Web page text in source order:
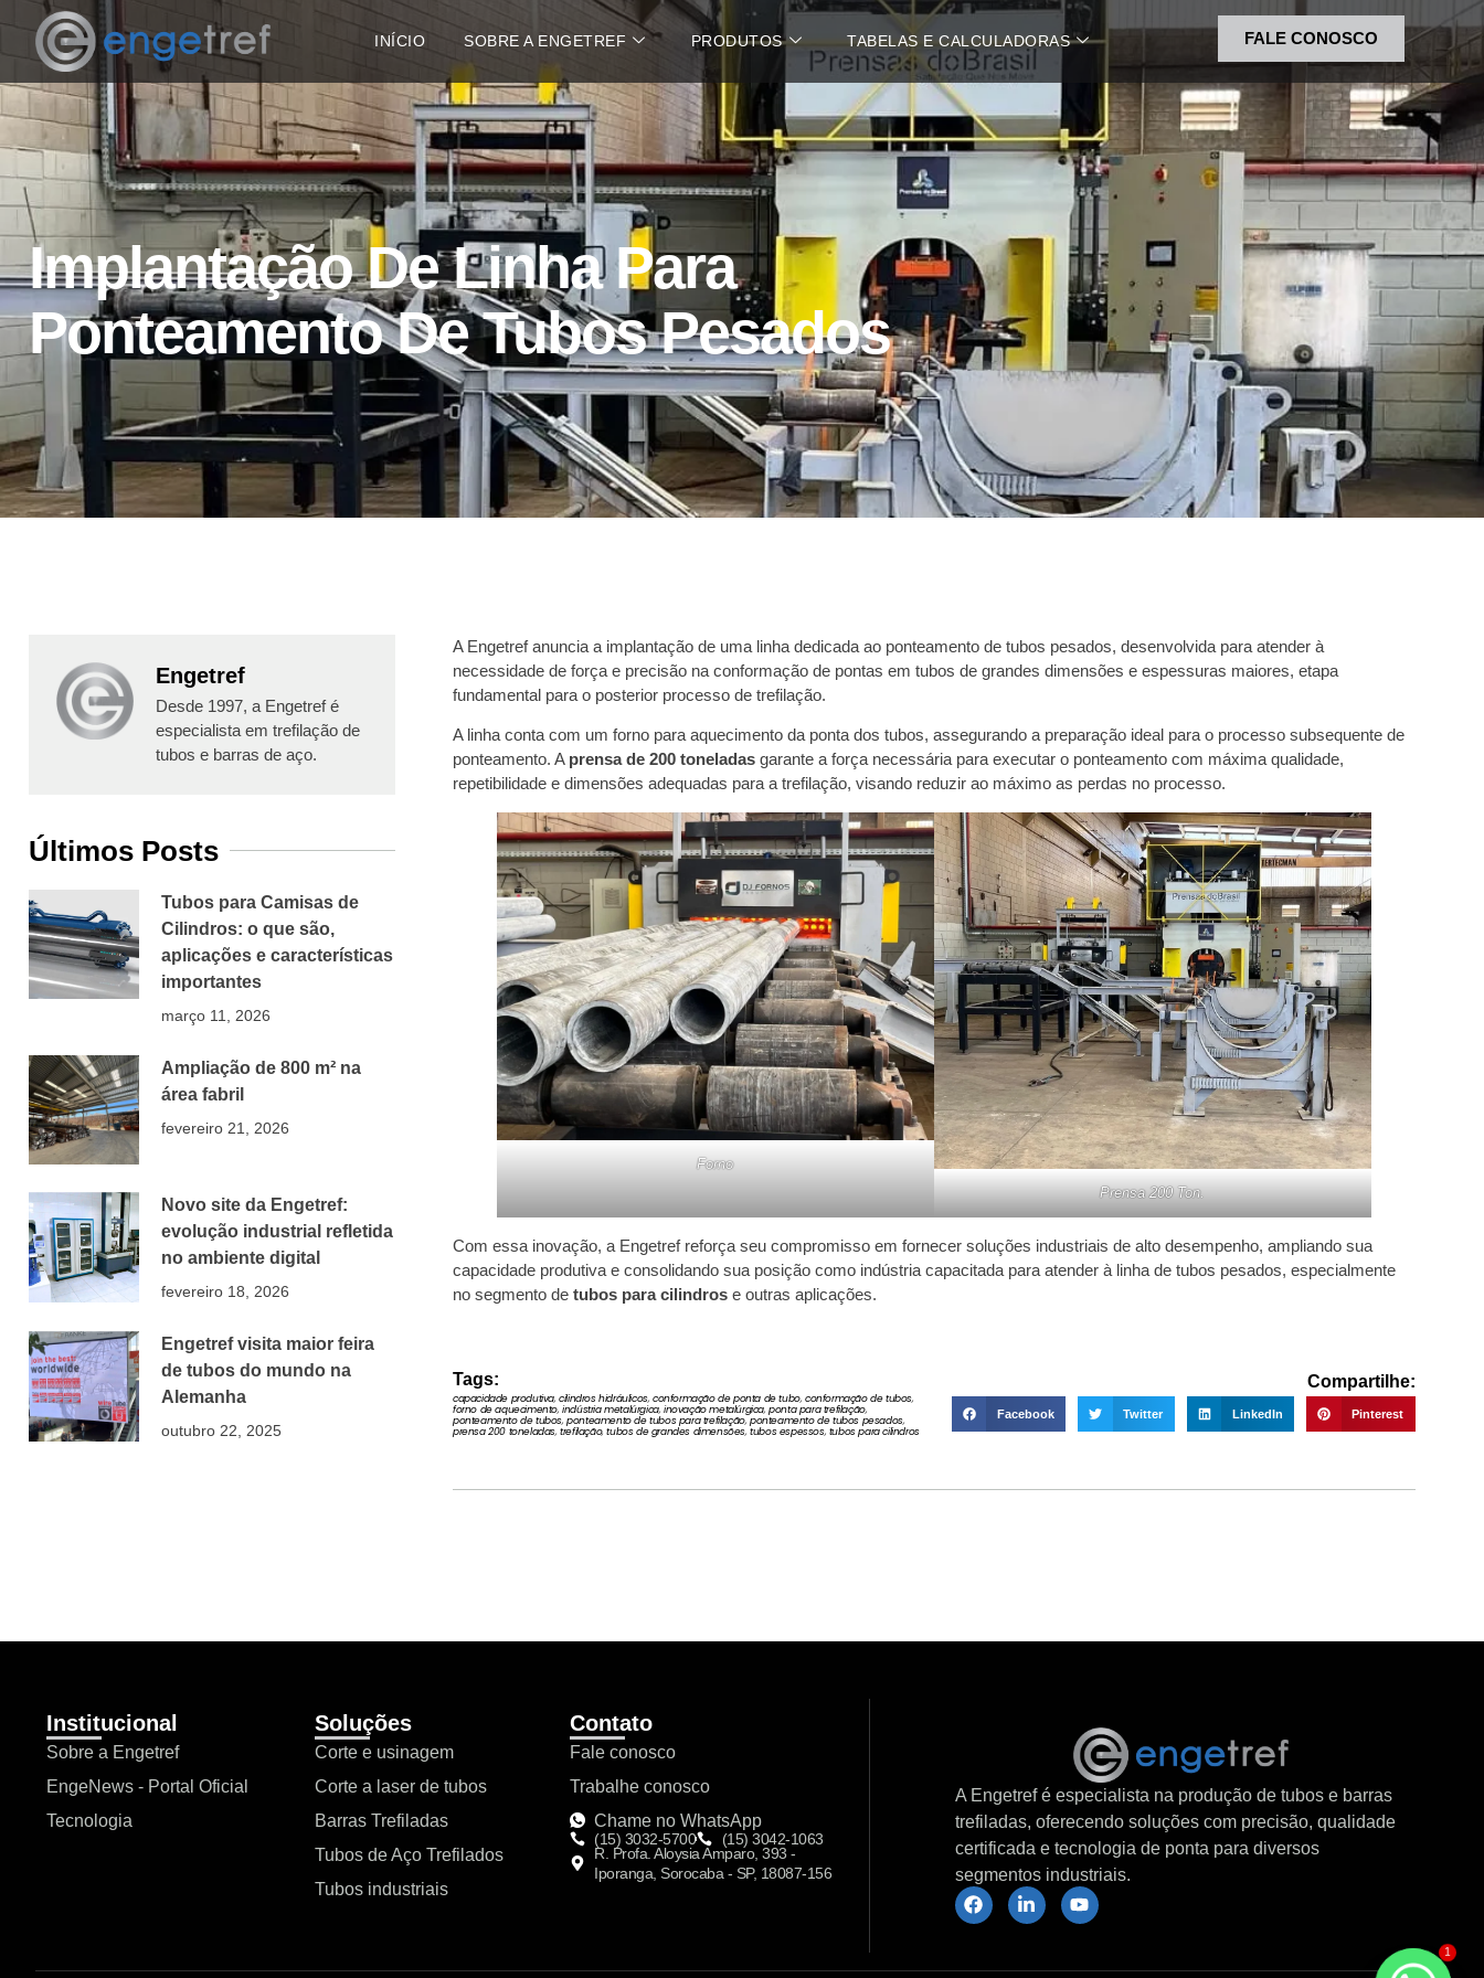
INÍCIO SOBRE A ENGETREF PRODUTOS TABELAS E CALCULADORAS FALE CONOSCO
Implantação De Linha Para
Ponteamento De Tubos Pesados
Engetref
Desde 1997, a Engetref é
especialista em trefilação de
tubos e barras de aço.
Últimos Posts
Tubos para Camisas de
Cilindros: o que são,
aplicações e características
importantes
março 11, 2026
Ampliação de 800 m² na
área fabril
fevereiro 21, 2026
Novo site da Engetref:
evolução industrial refletida
no ambiente digital
fevereiro 18, 2026
Engetref visita maior feira
de tubos do mundo na
Alemanha
outubro 22, 2025
A Engetref anuncia a implantação de uma linha dedicada ao ponteamento de tubos pesados, desenvolvida para atender à
necessidade de força e precisão na conformação de pontas em tubos de grandes dimensões e espessuras maiores, etapa
fundamental para o posterior processo de trefilação.
A linha conta com um forno para aquecimento da ponta dos tubos, assegurando a preparação ideal para o processo subsequente de
ponteamento. A prensa de 200 toneladas garante a força necessária para executar o ponteamento com máxima qualidade,
repetibilidade e dimensões adequadas para a trefilação, visando reduzir ao máximo as perdas no processo.
Forno
Prensa 200 Ton.
Com essa inovação, a Engetref reforça seu compromisso em fornecer soluções industriais de alto desempenho, ampliando sua
capacidade produtiva e consolidando sua posição como indústria capacitada para atender à linha de tubos pesados, especialmente
no segmento de tubos para cilindros e outras aplicações.
Tags:
capacidade produtiva,cilindros hidráulicos,conformação de ponta de tubo,conformação de tubos,
forno de aquecimento,indústria metalúrgica,inovação metalúrgica,ponta para trefilação,
ponteamento de tubos,ponteamento de tubos para trefilação,ponteamento de tubos pesados,
prensa 200 toneladas,trefilação,tubos de grandes dimensões,tubos espessos, tubos para cilindros
Compartilhe:
Facebook Twitter LinkedIn Pinterest
Institucional
Sobre a Engetref
EngeNews - Portal Oficial
Tecnologia
Soluções
Corte e usinagem
Corte a laser de tubos
Barras Trefiladas
Tubos de Aço Trefilados
Tubos industriais
Contato
Fale conosco
Trabalhe conosco
Chame no WhatsApp
(15) 3032-5700
(15) 3042-1063
R. Profa. Aloysia Amparo, 393 -
Iporanga, Sorocaba - SP, 18087-156
A Engetref é especialista na produção de tubos e barras
trefiladas, oferecendo soluções com precisão, qualidade
certificada e tecnologia de ponta para diversos
segmentos industriais.